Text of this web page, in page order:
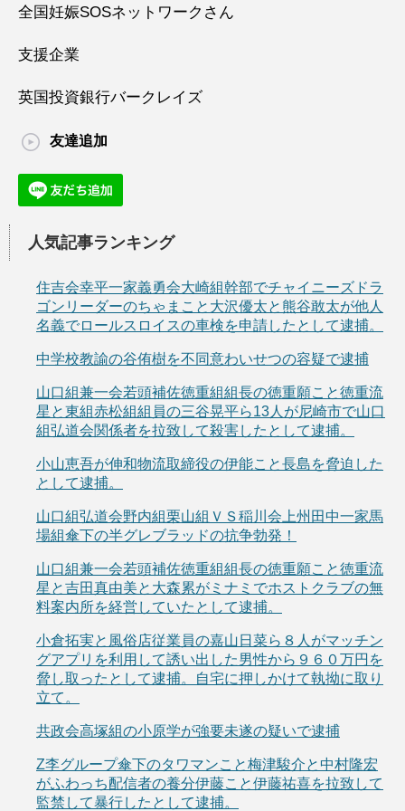
全国妊娠SOSネットワークさん
支援企業
英国投資銀行バークレイズ
友達追加
人気記事ランキング
住吉会幸平一家義勇会大崎組幹部でチャイニーズドラ
ゴンリーダーのちゃまこと大沢優太と熊谷敢太が他人
名義でロールスロイスの車検を申請したとして逮捕。
中学校教諭の谷侑樹を不同意わいせつの容疑で逮捕
山口組兼一会若頭補佐徳重組組長の徳重願こと徳重流
星と東組赤松組組員の三谷晃平ら13人が尼崎市で山口
組弘道会関係者を拉致して殺害したとして逮捕。
小山恵吾が伸和物流取締役の伊能こと長島を脅迫した
として逮捕。
山口組弘道会野内組栗山組ＶＳ稲川会上州田中一家馬
場組傘下の半グレブラッドの抗争勃発！
山口組兼一会若頭補佐徳重組組長の徳重願こと徳重流
星と吉田真由美と大森累がミナミでホストクラブの無
料案内所を経営していたとして逮捕。
小倉拓実と風俗店従業員の嘉山日菜ら８人がマッチン
グアプリを利用して誘い出した男性から９６０万円を
脅し取ったとして逮捕。自宅に押しかけて執拗に取り
立て。
共政会高塚組の小原学が強要未遂の疑いで逮捕
Z李グループ傘下のタワマンこと梅津駿介と中村隆宏
がふわっち配信者の養分伊藤こと伊藤祐喜を拉致して
監禁して暴行したとして逮捕。